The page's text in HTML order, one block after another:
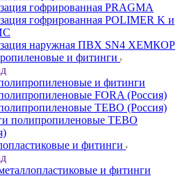
гофрированная PRAGMA
гофрированная POLIMER K и
наружная ПВХ SN4 ХЕМКОР
и фитинги
и фитинги
FORA (Россия)
TEBO (Россия)
полипропиленовые TEBO
и фитинги
и фитинги